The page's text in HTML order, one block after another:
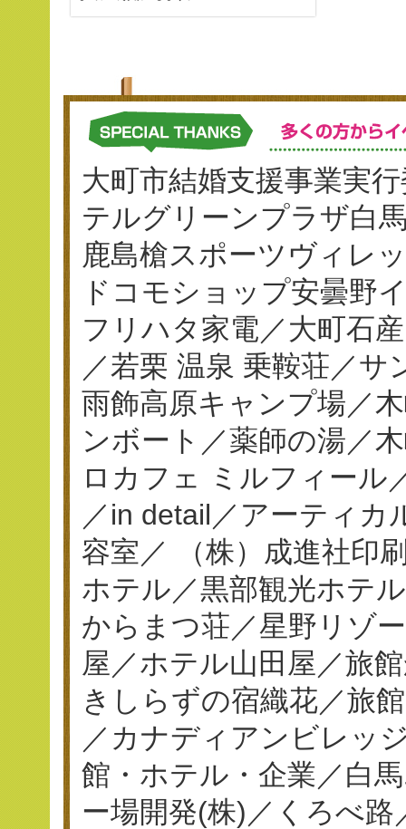
大町市結婚支援事業実
テルグリーンプラザ白
鹿島槍スポーツヴィレ
ドコモショップ安曇野
フリハタ家電／大町石
／若栗 温泉 乗鞍荘／
雨飾高原キャンプ場／
ンボート／薬師の湯／
ロカフェ ミルフィール
／in detail／アーティカ
容室／ （株）成進社印
ホテル／黒部観光ホテ
からまつ荘／星野リゾ
屋／ホテル山田屋／旅
きしらずの宿織花／旅
／カナディアンビレッ
館・ホテル・企業／白
ー場開発(株)／くろべ